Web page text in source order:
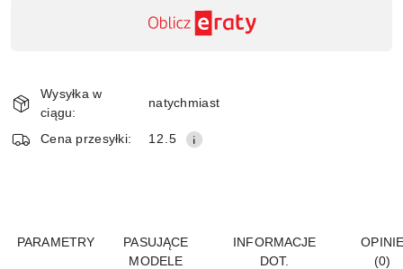
dostawa
Wysyłka w
ciągu:
natychmiast
Cena przesyłki: 12.5
PARAMETRY
PASUJĄCE
MODELE
INFORMACJE
DOT.
(0)